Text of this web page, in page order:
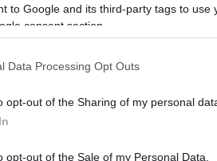
to Google and its third-party tags to
consent section.
Data Processing Opt Outs
opt-out of the Sharing of my personal
opt-out of the Sale of my Personal Data.
Tokyo
più affascinanti e dinamici di